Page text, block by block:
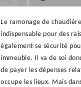
Le ramonage de
indispensable pour des
également se sécurité
immeuble. Il va de soi
de payer les dépenses
occupe les lieux. Mais